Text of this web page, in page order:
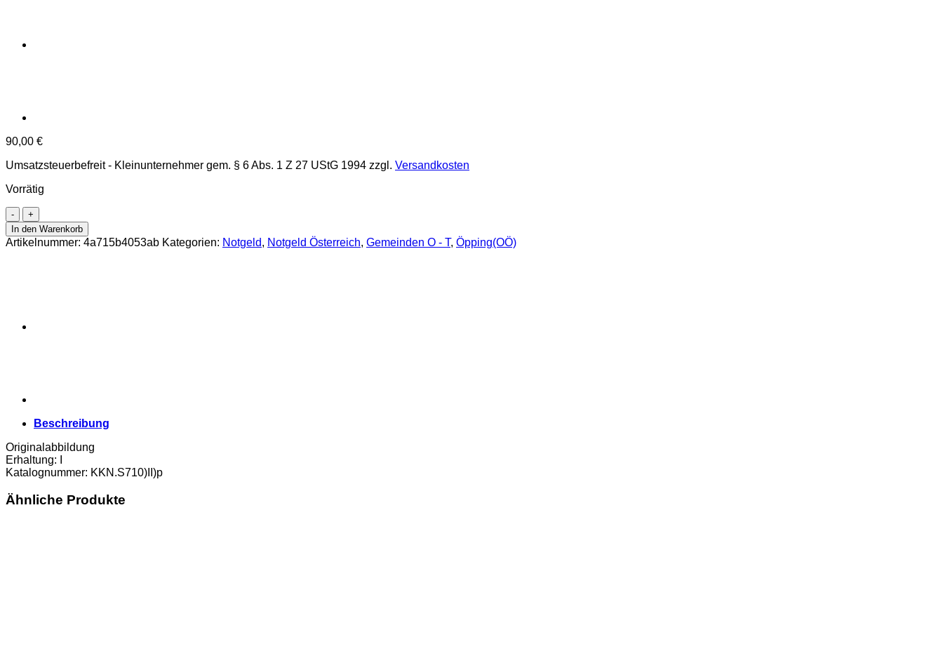
90,00 €
Umsatzsteuerbefreit - Kleinunternehmer gem. § 6 Abs. 1 Z 27 UStG 1994 zzgl. Versandkosten
Vorrätig
Öpping(OÖ)
-
10,20,50
Heller
mit
Aufl.60
(KKN.S710)II)p)
I
Menge
In den Warenkorb
Artikelnummer: 4a715b4053ab Kategorien: Notgeld, Notgeld Österreich, Gemeinden O - T, Öpping(OÖ)
Beschreibung
Originalabbildung
Erhaltung: I
Katalognummer: KKN.S710)II)p
Ähnliche Produkte